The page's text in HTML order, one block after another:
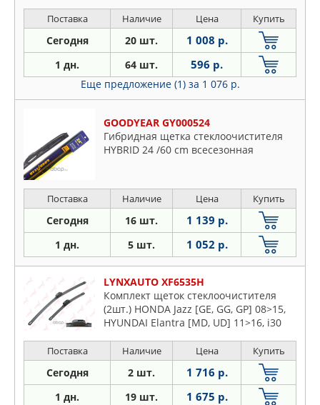
Поставка Наличие Цена Купить
Сегодня 20 шт. 1 008 р.
1 дн. 64 шт. 596 р.
Еще предложение (1) за 1 076 р.
GOODYEAR GY000524
Гибридная щетка стеклоочистителя
HYBRID 24 /60 cm всесезонная
Поставка Наличие Цена Купить
Сегодня 16 шт. 1 139 р.
1 дн. 5 шт. 1 052 р.
LYNXAUTO XF6535H
Комплект щеток стеклоочистителя
(2шт.) HONDA Jazz [GE, GG, GP] 08>15,
HYUNDAI Elantra [MD, UD] 11>16, i30
III [DM, Grand] 12>20, KIA Ceed [JD]
12>18, Ceed SW [JD] 12>18, Cerato
Sedan [EF] 13>18, Cerato Sedan [EF]
Поставка Наличие Цена Купить
Сегодня 2 шт. 1 716 р.
1 дн. 19 шт. 1 675 р.